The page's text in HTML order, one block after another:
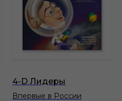
4-D Лидеры
Впервые в России